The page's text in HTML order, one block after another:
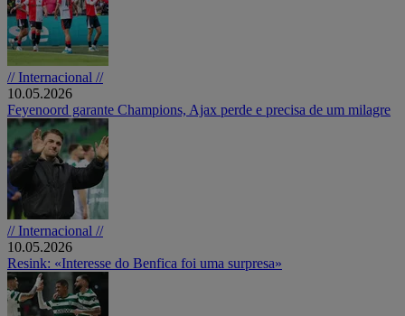
// Internacional //
10.05.2026
Feyenoord garante Champions, Ajax perde e precisa de um milagre
// Internacional //
10.05.2026
Resink: «Interesse do Benfica foi uma surpresa»